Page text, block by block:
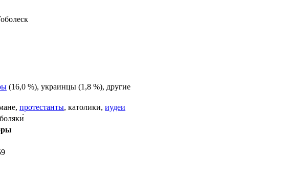
(16,0 %), украинцы (1,8 %), другие
, протестанты, католики, иудеи